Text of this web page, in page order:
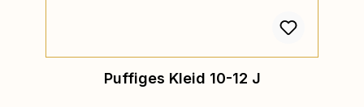
Puffiges Kleid 10-12 J